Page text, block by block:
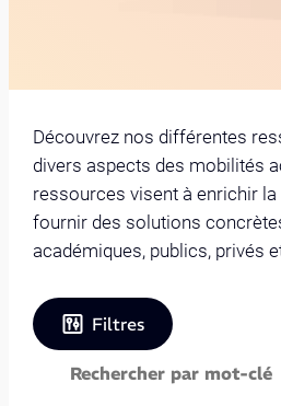
Découvrez nos différentes
divers aspects des mobilités
ressources visent à enrichir
fournir des solutions
académiques, publics, privés
Filtres